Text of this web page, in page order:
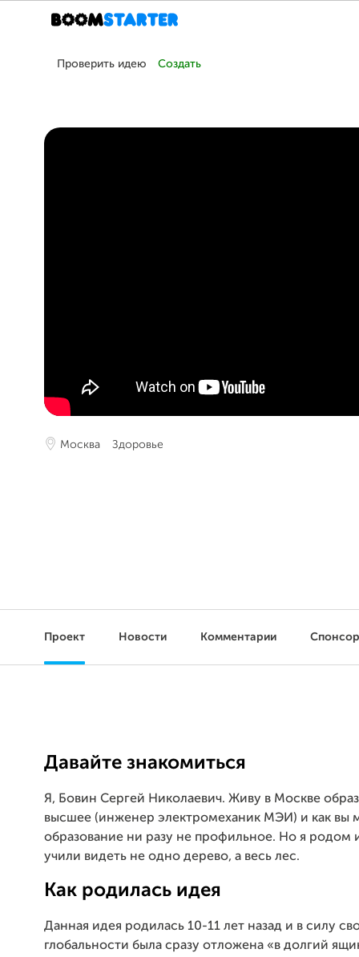
Проверить идею Создать
Москва Здоровье
Проект Новости Комментарии
Давайте знакомиться
Я, Бовин Сергей Николаевич. Живу в Москве
высшее (инженер электромеханик МЭИ) и как вы
образование ни разу не профильное. Но я родом
учили видеть не одно дерево, а весь лес.
Как родилась идея
Данная идея родилась 10-11 лет назад и в силу
глобальности была сразу отложена «в долгий